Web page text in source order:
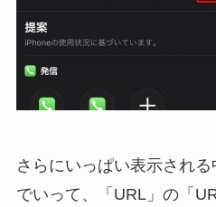
さらにいっぱい表示され
でいって、「URL」の「